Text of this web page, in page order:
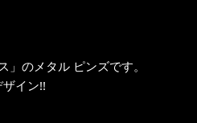
のメタル ピンズです。
イン!!